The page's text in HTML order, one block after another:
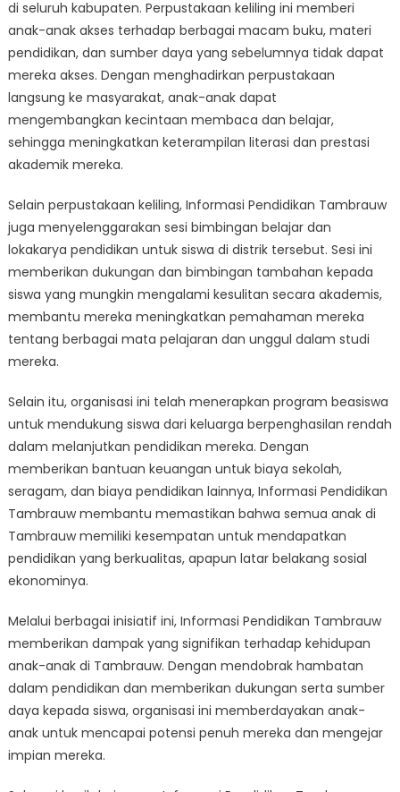
di seluruh kabupaten. Perpustakaan keliling ini memberi
anak-anak akses terhadap berbagai macam buku, materi
pendidikan, dan sumber daya yang sebelumnya tidak dapat
mereka akses. Dengan menghadirkan perpustakaan
langsung ke masyarakat, anak-anak dapat
mengembangkan kecintaan membaca dan belajar,
sehingga meningkatkan keterampilan literasi dan prestasi
akademik mereka.
Selain perpustakaan keliling, Informasi Pendidikan Tambrauw
juga menyelenggarakan sesi bimbingan belajar dan
lokakarya pendidikan untuk siswa di distrik tersebut. Sesi ini
memberikan dukungan dan bimbingan tambahan kepada
siswa yang mungkin mengalami kesulitan secara akademis,
membantu mereka meningkatkan pemahaman mereka
tentang berbagai mata pelajaran dan unggul dalam studi
mereka.
Selain itu, organisasi ini telah menerapkan program beasiswa
untuk mendukung siswa dari keluarga berpenghasilan rendah
dalam melanjutkan pendidikan mereka. Dengan
memberikan bantuan keuangan untuk biaya sekolah,
seragam, dan biaya pendidikan lainnya, Informasi Pendidikan
Tambrauw membantu memastikan bahwa semua anak di
Tambrauw memiliki kesempatan untuk mendapatkan
pendidikan yang berkualitas, apapun latar belakang sosial
ekonominya.
Melalui berbagai inisiatif ini, Informasi Pendidikan Tambrauw
memberikan dampak yang signifikan terhadap kehidupan
anak-anak di Tambrauw. Dengan mendobrak hambatan
dalam pendidikan dan memberikan dukungan serta sumber
daya kepada siswa, organisasi ini memberdayakan anak-
anak untuk mencapai potensi penuh mereka dan mengejar
impian mereka.